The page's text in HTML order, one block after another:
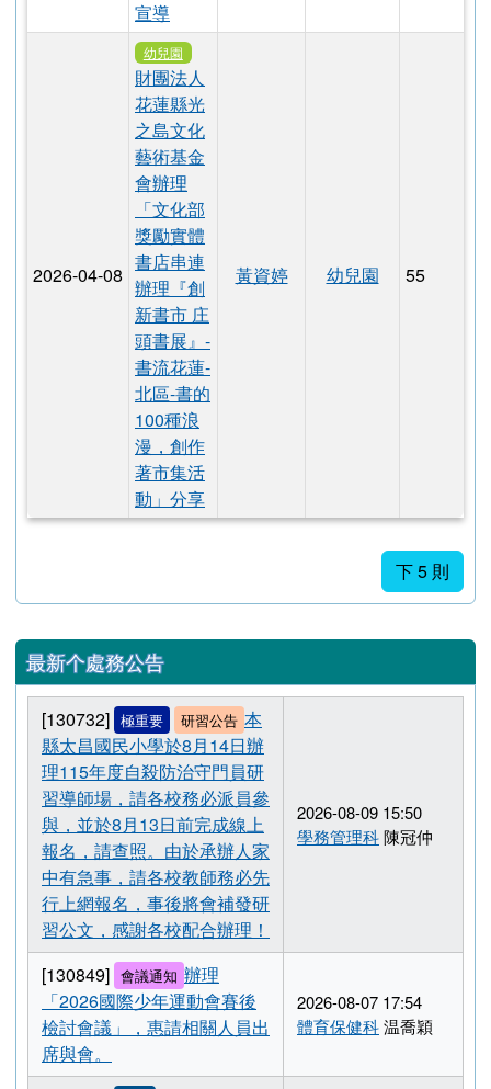
生報名表
下載：新生報名表.pdf
幼兒園
營造無菸
支持環境
宣導
幼兒園
財團法人
花蓮縣光
之島文化
藝術基金
會辦理
「文化部
獎勵實體
書店串連
辦理『創
新書市 庄
頭書展』-
書流花蓮-
動」分享
最新个處務公告
[130732] 極重要 研習公告 本
縣太昌國民小學於8月14日辦
理115年度自殺防治守門員研
習導師場，請各校務必派員參
與，並於8月13日前完成線上
報名，請查照。由於承辦人家
中有急事，請各校教師務必先
行上網報名，事後將會補發研
習公文，感謝各校配合辦理！
2026-08-09 15:50